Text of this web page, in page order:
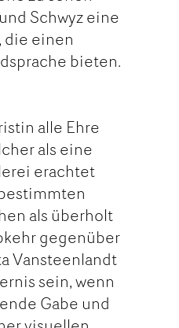
Schwyz eine
die einen
bieten.
alle Ehre
als eine
erachtet
als überholt
gegenüber
Vansteenlandt
sein, wenn
Gabe und